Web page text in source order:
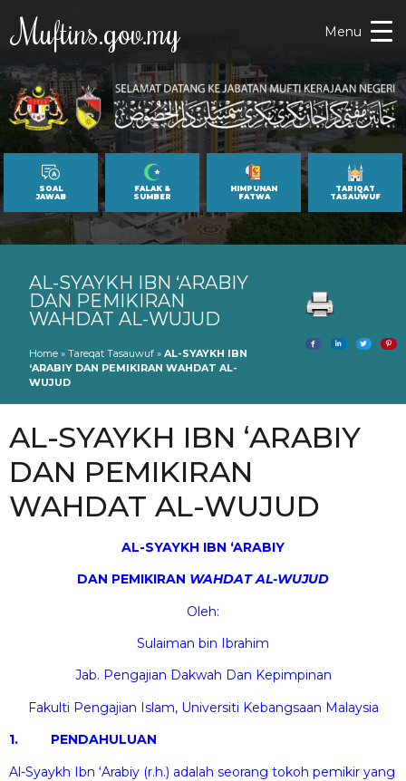
Muftins.gov.my Menu
SOAL
JAWAB
FALAK &
SUMBER
HIMPUNAN
FATWA
TARIQAT
TASAUWUF
AL-SYAYKH IBN ‘ARABIY
DAN PEMIKIRAN
WAHDAT AL-WUJUD
Home » Tareqat Tasauwuf » AL-SYAYKH IBN
‘ARABIY DAN PEMIKIRAN WAHDAT AL-
WUJUD
AL-SYAYKH IBN ‘ARABIY
DAN PEMIKIRAN
WAHDAT AL-WUJUD
AL-SYAYKH IBN ‘ARABIY
DAN PEMIKIRAN WAHDAT AL-WUJUD
Oleh:
Sulaiman bin Ibrahim
Jab. Pengajian Dakwah Dan Kepimpinan
Fakulti Pengajian Islam, Universiti Kebangsaan Malaysia
1. PENDAHULUAN
Al-Syaykh Ibn ‘Arabiy (r.h.) adalah seorang tokoh pemikir yang